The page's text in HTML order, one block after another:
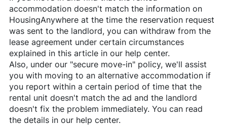
accommodation doesn't match the information on
HousingAnywhereat the time the reservation request
was sent to the landlord, you can withdraw from the
lease agreement under certain circumstances
explained in this article in our help center.
Also, under our "secure move-in" policy, we'll assist
you with moving to an alternative accommodation if
you report within a certain period of time that the
rental unit doesn't match the ad and the landlord
doesn't fix the problem immediately. You can read
the details in our help center.